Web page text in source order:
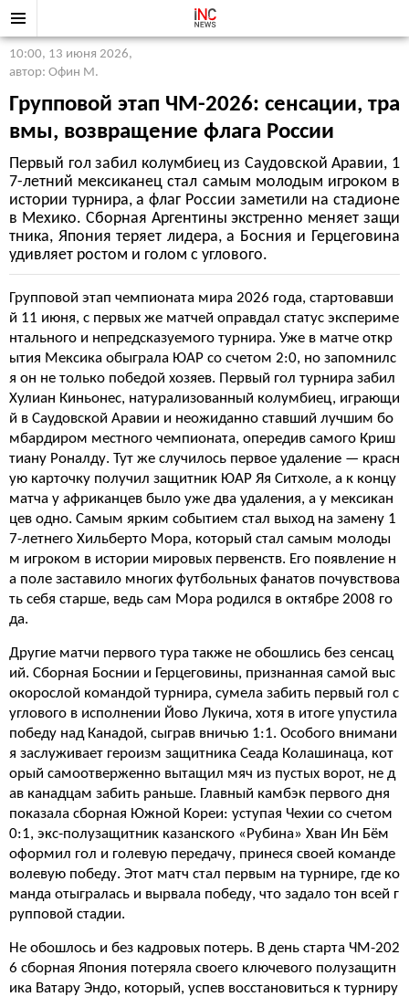
10:00, 13 июня 2026,
автор: Офин М.
Групповой этап ЧМ-2026: сенсации, тра
вмы, возвращение флага России
Первый гол забил колумбиец из Саудовской Аравии, 1
7-летний мексиканец стал самым молодым игроком в
истории турнира, а флаг России заметили на стадионе
в Мехико. Сборная Аргентины экстренно меняет защи
тника, Япония теряет лидера, а Босния и Герцеговина
удивляет ростом и голом с углового.
Групповой этап чемпионата мира 2026 года, стартовавши
й 11 июня, с первых же матчей оправдал статус экспериме
нтального и непредсказуемого турнира. Уже в матче откр
ытия Мексика обыграла ЮАР со счетом 2:0, но запомнилс
я он не только победой хозяев. Первый гол турнира забил
Хулиан Киньонес, натурализованный колумбиец, играющи
й в Саудовской Аравии и неожиданно ставший лучшим бо
мбардиром местного чемпионата, опередив самого Криш
тиану Роналду. Тут же случилось первое удаление — красн
ую карточку получил защитник ЮАР Яя Ситхоле, а к концу
матча у африканцев было уже два удаления, а у мексикан
цев одно. Самым ярким событием стал выход на замену 1
7-летнего Хильберто Мора, который стал самым молоды
м игроком в истории мировых первенств. Его появление н
а поле заставило многих футбольных фанатов почувствова
ть себя старше, ведь сам Мора родился в октябре 2008 го
да.
Другие матчи первого тура также не обошлись без сенсац
ий. Сборная Боснии и Герцеговины, признанная самой выс
окорослой командой турнира, сумела забить первый гол с
углового в исполнении Йово Лукича, хотя в итоге упустила
победу над Канадой, сыграв вничью 1:1. Особого внимани
я заслуживает героизм защитника Сеада Колашинаца, кот
орый самоотверженно вытащил мяч из пустых ворот, не д
ав канадцам забить раньше. Главный камбэк первого дня
показала сборная Южной Кореи: уступая Чехии со счетом
0:1, экс-полузащитник казанского «Рубина» Хван Ин Бём
оформил гол и голевую передачу, принеся своей команде
волевую победу. Этот матч стал первым на турнире, где ко
манда отыгралась и вырвала победу, что задало тон всей г
рупповой стадии.
Не обошлось и без кадровых потерь. В день старта ЧМ-202
6 сборная Япония потеряла своего ключевого полузащитн
ика Ватару Эндо, который, успев восстановиться к турниру